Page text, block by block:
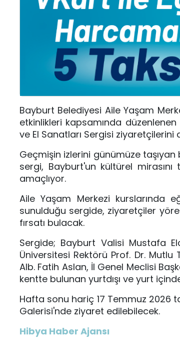
Bayburt Belediyesi Aile Yaşam
etkinlikleri kapsamında
ve El Sanatları Sergisi ziyaretçilerini
Geçmişin izlerini günümüze
sergi, Bayburt'un kültürel mirasını
amaçlıyor.
Aile Yaşam Merkezi kurslarında
sunulduğu sergide, ziyaretçiler
fırsatı bulacak.
Sergide; Bayburt Valisi Mustafa
Üniversitesi Rektörü Prof. Dr. Mutlu
Alb. Fatih Aslan, İl Genel Meclisi
kentte bulunan yurtdışı ve yurt
Hafta sonu hariç 17 Temmuz 2026
Galerisi'nde ziyaret edilebilecek.
Hibya Haber Ajansı